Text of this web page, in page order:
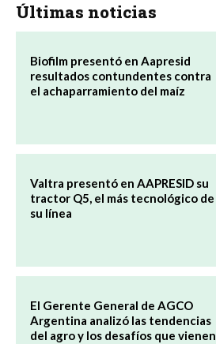
Últimas noticias
Biofilm presentó en Aapresid
resultados contundentes contra
el achaparramiento del maíz
Valtra presentó en AAPRESID su
tractor Q5, el más tecnológico de
su línea
El Gerente General de AGCO
Argentina analizó las tendencias
del agro y los desafíos que vienen